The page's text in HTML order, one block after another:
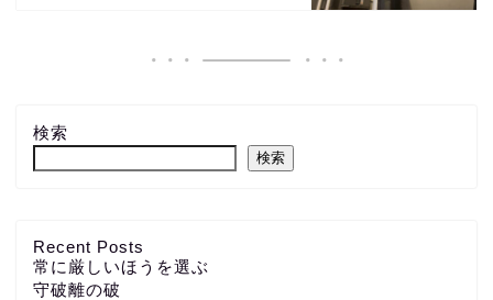
検索
検索
Recent Posts
常に厳しいほうを選ぶ
守破離の破